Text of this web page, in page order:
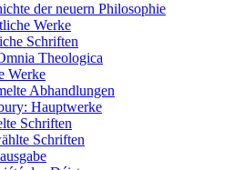
der neuern Philosophie
Werke
Schriften
Theologica
Werke
Abhandlungen
Hauptwerke
Schriften
Schriften